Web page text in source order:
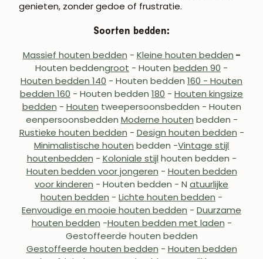
genieten, zonder gedoe of frustratie.
Soorten bedden:
Massief houten bedden - Kleine houten bedden -
Houten beddengroot - Houten bedden 90 -
Houten bedden 140 - Houten bedden 160 - Houten
bedden 160 - Houten bedden 180 - Houten kingsize
bedden - Houten tweepersoonsbedden - Houten
eenpersoonsbedden Moderne houten bedden -
Rustieke houten bedden - Design houten bedden -
Minimalistische houten bedden -Vintage stijl
houtenbedden - Koloniale stijl houten bedden -
Houten bedden voor jongeren - Houten bedden
voor kinderen - Houten bedden - N atuurlijke
houten bedden - Lichte houten bedden -
Eenvoudige en mooie houten bedden - Duurzame
houten bedden -Houten bedden met laden -
Gestoffeerde houten bedden
Gestoffeerde houten bedden - Houten bedden